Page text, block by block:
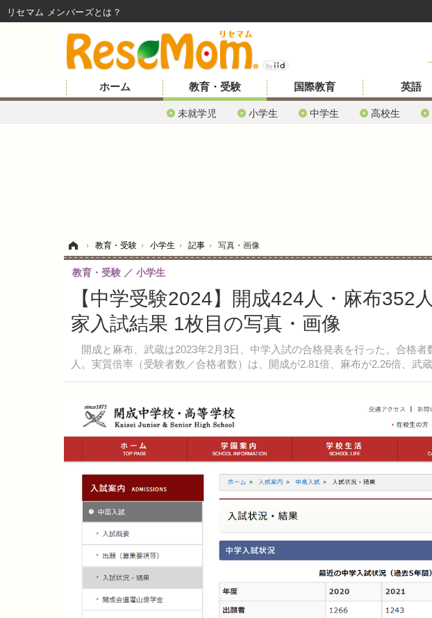
ホーム 教育・受験
未就学児 小学生 中学生 高校生
国際教育 英語
› 教育・受験 › 小学生 › 記事 › 写真・画像
【中学受験2024】開成424人・麻布352
家入試結果 1枚目の写真・画像
開成と麻布、武蔵は2023年2月3日、中学入試の合格発表を行った。合格者
人。実質倍率（受験者数／合格者数）は、開成が2.81倍、麻布が2.26倍、武
教育・受験 小学生
リセマム メンバーズ